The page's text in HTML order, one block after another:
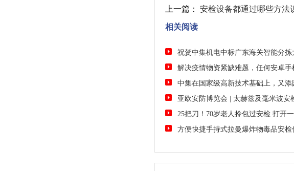
上一篇： 安检设备都通过哪些方法
相关阅读
祝贺中集机电中标广东海关智能分
11880000元
解决疫情物资紧缺难题，任何安卓
手可用测温仪
中集在国家级高新技术基础上，又
亚欧安防博览会 | 太赫兹及毫米波安
25把刀！70岁老人拎包过安检 打开
方便快捷手持式拉曼爆炸物毒品安检